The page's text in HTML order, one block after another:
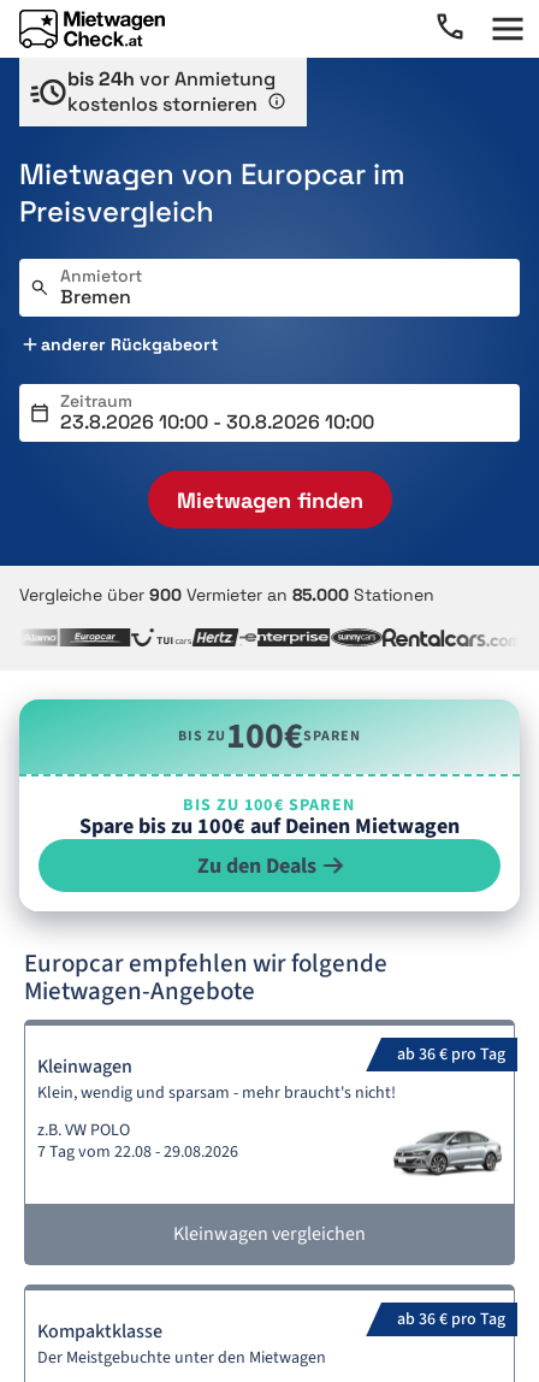
bis 24h vor Anmietung
kostenlos stornieren
Mietwagen von Europcar im
Preisvergleich
Anmietort
anderer Rückgabeort
Zeitraum
Mietwagen finden
Vergleiche über 900 Vermieter an 85.000 Stationen
BIS ZU100€SPAREN
BIS ZU 100€ SPAREN
Spare bis zu 100€ auf Deinen Mietwagen
Zu den Deals
Europcar empfehlen wir folgende
Mietwagen-Angebote
ab 36 € pro Tag
Kleinwagen
Klein, wendig und sparsam - mehr braucht's nicht!
z.B. VW POLO
7 Tag vom 22.08 - 29.08.2026
Kleinwagen vergleichen
ab 36 € pro Tag
Kompaktklasse
Der Meistgebuchte unter den Mietwagen